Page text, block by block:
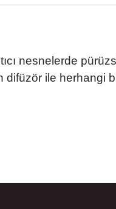
nesnelerde
ile herhangi